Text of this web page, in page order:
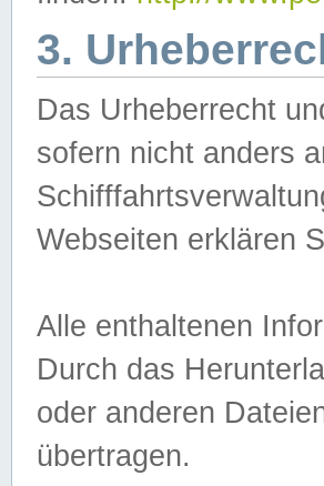
3.
Das Urheberrecht
sofern nicht anders
Webseiten erklären
Alle enthaltenen
Durch das
oder anderen
übertragen.